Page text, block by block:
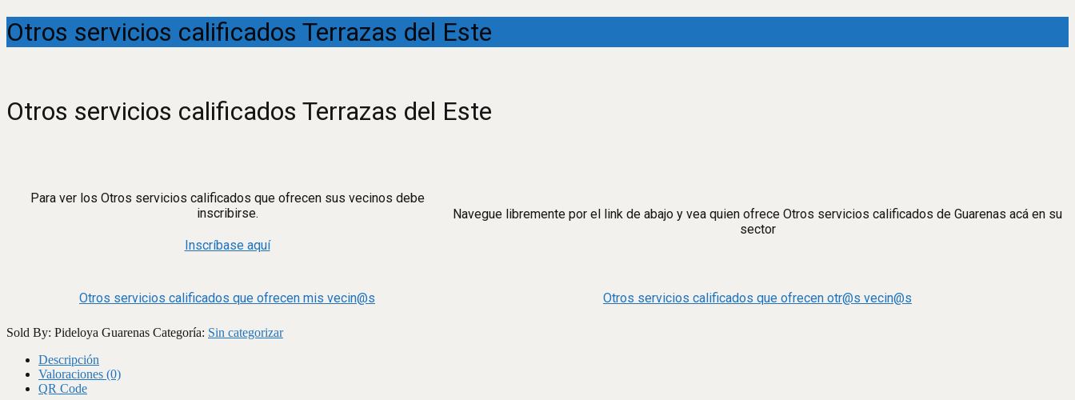
Otros servicios calificados Terrazas del Este
Otros servicios calificados Terrazas del Este
Para ver los Otros servicios calificados que ofrecen sus vecinos debe
inscribirse.
Inscríbase aquí
Navegue libremente por el link de abajo y vea quien ofrece Otros servicios calificados de Guarenas acá en su
sector
Otros servicios calificados que ofrecen mis vecin@s Otros servicios calificados que ofrecen otr@s vecin@s
Sold By: Pideloya Guarenas Categoría: Sin categorizar
Descripción
Valoraciones (0)
QR Code